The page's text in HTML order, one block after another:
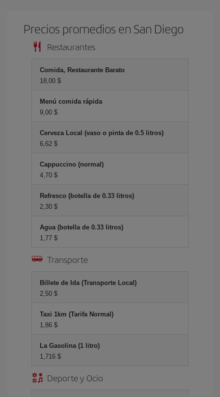
Precios promedios en San Diego
Restaurantes
Comida, Restaurante Barato
18,00 $
Menú comida rápida
9,00 $
Cerveza Local (vaso o pinta de 0.5 litros)
6,62 $
Cappuccino (normal)
4,70 $
Refresco (botella de 0.33 litros)
2,30 $
Agua (botella de 0.33 litros)
1,77 $
Transporte
Billete de Ida (Transporte Local)
2,50 $
Taxi 1km (Tarifa Normal)
1,86 $
La Gasolina (1 litro)
1,716 $
Deporte y Ocio